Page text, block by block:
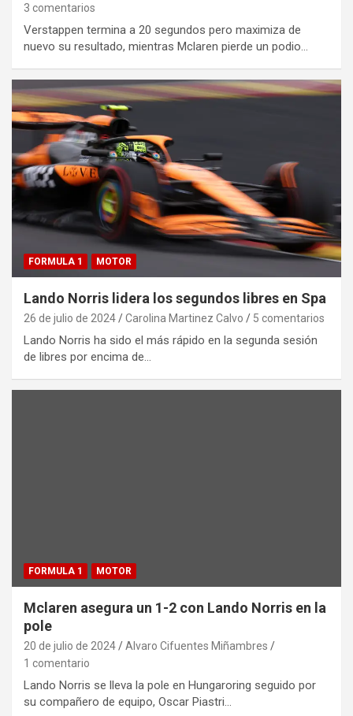
3 comentarios
Verstappen termina a 20 segundos pero maximiza de
nuevo su resultado, mientras Mclaren pierde un podio…
FORMULA 1 MOTOR
Lando Norris lidera los segundos libres en Spa
26 de julio de 2024 Carolina Martinez Calvo 5 comentarios
Lando Norris ha sido el más rápido en la segunda sesión
de libres por encima de…
FORMULA 1 MOTOR
Mclaren asegura un 1-2 con Lando Norris en la
pole
20 de julio de 2024
Alvaro Cifuentes Miñambres
1 comentario
Lando Norris se lleva la pole en Hungaroring seguido por
su compañero de equipo, Oscar Piastri…